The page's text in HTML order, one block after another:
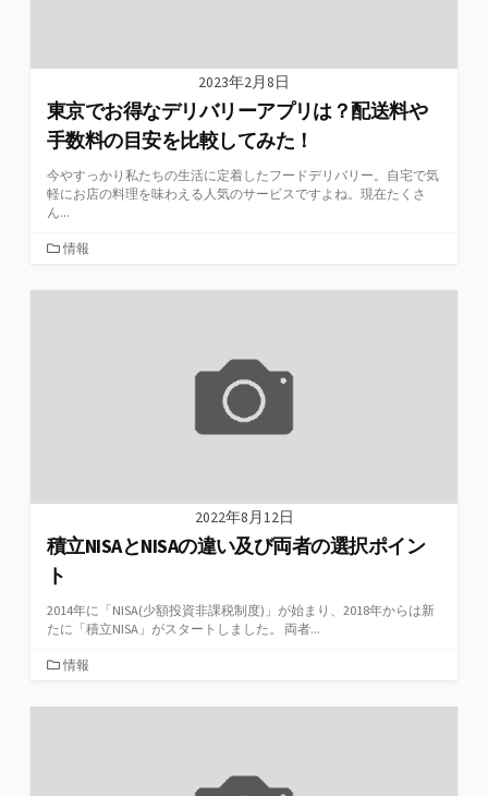
2023年2月8日
東京でお得なデリバリーアプリは？配送料や
手数料の目安を比較してみた！
今やすっかり私たちの生活に定着したフードデリバリー。自宅で気
軽にお店の料理を味わえる人気のサービスですよね。現在たくさ
ん...
カ
ゴ
情報
2022年8月12日
積立NISAとNISAの違い及び両者の選択ポイン
ト
2014年に「NISA(少額投資非課税制度)」が始まり、2018年からは新
たに「積立NISA」がスタートしました。 両者...
カ
ゴ
情報